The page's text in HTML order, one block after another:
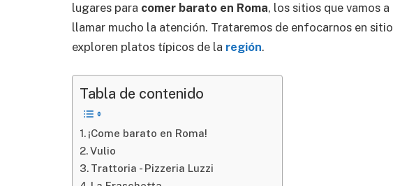
lugares para comer barato en Roma, los sitios que vamos
llamar mucho la atención. Trataremos de enfocarnos en
exploren platos típicos de la región.
Tabla de contenido
¡Come barato en Roma!
Vulio
Trattoria - Pizzeria Luzzi